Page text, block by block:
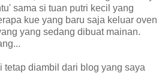
sama si tuan putri kecil yang
kue yang baru saja keluar oven
yang sedang dibuat mainan.
tetap diambil dari blog yang saya